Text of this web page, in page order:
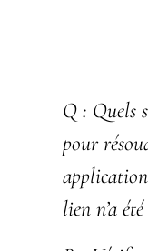
Q : Quels
pour
lien n’a